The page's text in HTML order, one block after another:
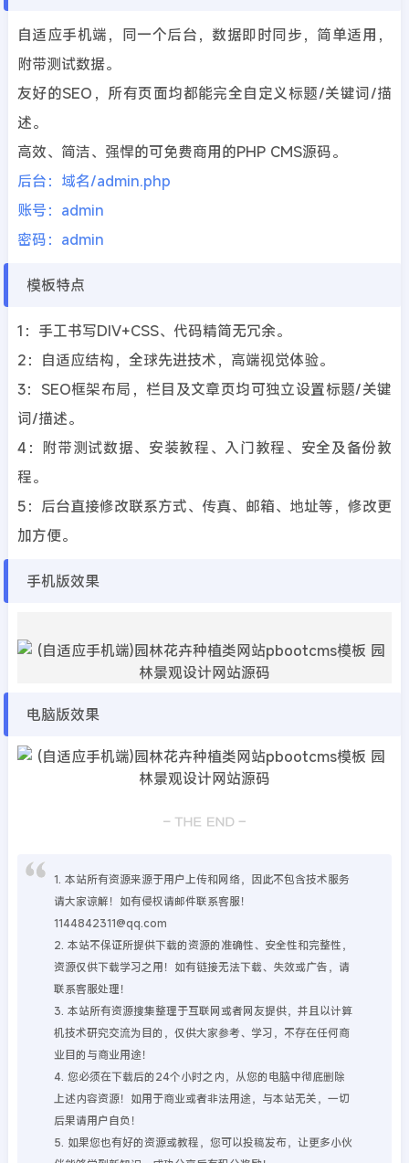
自适应手机端，同一个后台，数据即时同步，简单适用，
附带测试数据。
友好的SEO，所有页面均都能完全自定义标题/关键词/描
述。
高效、简洁、强悍的可免费商用的PHP CMS源码。
后台：域名/admin.php
账号：admin
密码：admin
模板特点
1：手工书写DIV+CSS、代码精简无冗余。
2：自适应结构，全球先进技术，高端视觉体验。
3：SEO框架布局，栏目及文章页均可独立设置标题/关键
词/描述。
4：附带测试数据、安装教程、入门教程、安全及备份教
程。
5：后台直接修改联系方式、传真、邮箱、地址等，修改更
加方便。
手机版效果
电脑版效果
1. 本站所有资源来源于用户上传和网络，因此不包含技术服务
请大家谅解！如有侵权请邮件联系客服！
1144842311@qq.com
2. 本站不保证所提供下载的资源的准确性、安全性和完整性，
资源仅供下载学习之用！如有链接无法下载、失效或广告，请
联系客服处理！
3. 本站所有资源搜集整理于互联网或者网友提供，并且以计算
机技术研究交流为目的，仅供大家参考、学习，不存在任何商
业目的与商业用途！
4. 您必须在下载后的24个小时之内，从您的电脑中彻底删除
上述内容资源！如用于商业或者非法用途，与本站无关，一切
后果请用户自负！
5. 如果您也有好的资源或教程，您可以投稿发布，让更多小伙